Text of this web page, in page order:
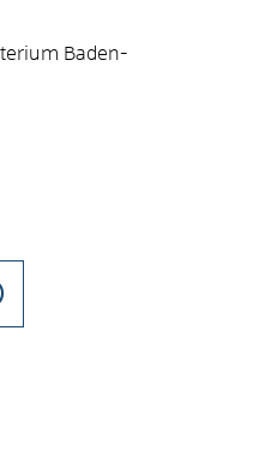
Baden-